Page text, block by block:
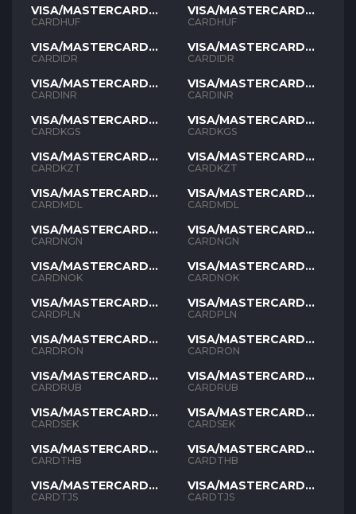
VISA/MASTERCARD
HUF
CARDHUF
VISA/MASTERCARD
IDR
CARDIDR
VISA/MASTERCARD
INR
CARDINR
VISA/MASTERCARD
KGS
CARDKGS
VISA/MASTERCARD
KZT
CARDKZT
VISA/MASTERCARD
MDL
CARDMDL
VISA/MASTERCARD
NGN
CARDNGN
VISA/MASTERCARD
NOK
CARDNOK
VISA/MASTERCARD
PLN
CARDPLN
VISA/MASTERCARD
RON
CARDRON
VISA/MASTERCARD
RUB
CARDRUB
VISA/MASTERCARD
SEK
CARDSEK
VISA/MASTERCARD
THB
CARDTHB
VISA/MASTERCARD
TJS
CARDTJS
VISA/MASTERCARD
HUF
CARDHUF
VISA/MASTERCARD
IDR
CARDIDR
VISA/MASTERCARD
INR
CARDINR
VISA/MASTERCARD
KGS
CARDKGS
VISA/MASTERCARD
KZT
CARDKZT
VISA/MASTERCARD
MDL
CARDMDL
VISA/MASTERCARD
NGN
CARDNGN
VISA/MASTERCARD
NOK
CARDNOK
VISA/MASTERCARD
PLN
CARDPLN
VISA/MASTERCARD
RON
CARDRON
VISA/MASTERCARD
RUB
CARDRUB
VISA/MASTERCARD
SEK
CARDSEK
VISA/MASTERCARD
THB
CARDTHB
VISA/MASTERCARD
TJS
CARDTJS